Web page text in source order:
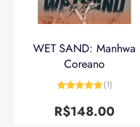
WET SAND: Manhwa
Coreano
de 5
(1)
R$148.00